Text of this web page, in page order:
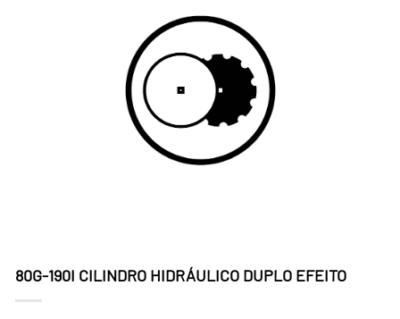
80G-190I CILINDRO HIDRÁULICO DUPLO EFEITO